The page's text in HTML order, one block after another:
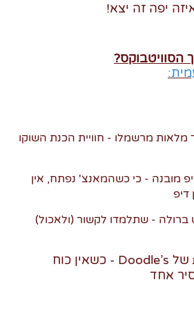
יפה זה יצא!
מלאות מרשמלו - חוויית הכנת השוקו
מובנה - כי כשהמאנצ' נפתח, אין
דיפ
ברולה - שתלמדו לקשור (ולאכול)
של Doodle’s -
כשאין כוח
אחד